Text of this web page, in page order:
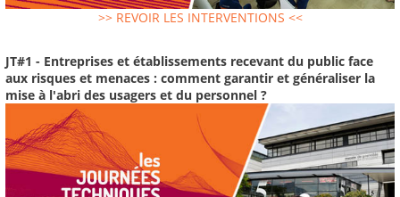
>> REVOIR LES INTERVENTIONS <<
JT#1 - Entreprises et établissements recevant du public face
aux risques et menaces : comment garantir et généraliser la
mise à l'abri des usagers et du personnel ?